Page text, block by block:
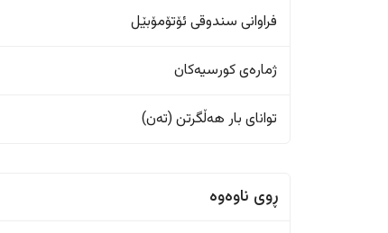
فراوانی سندوقی ئۆتۆمۆبێل
ژمارەی کورسیەکان
تواناى بار هەڵگرتن (تەن)
ڕوی ناوەوە